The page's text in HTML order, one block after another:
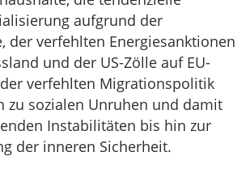
aufgrund der
der verfehlten Energiesanktionen
und der US-Zölle auf EU-
verfehlten Migrationspolitik
zu sozialen Unruhen und damit
Instabilitäten bis hin zur
der inneren Sicherheit.